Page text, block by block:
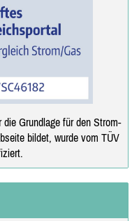
Grundlage für den Strom-
bildet, wurde vom TÜV